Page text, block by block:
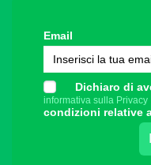
Email
Dichiaro di
informativa sulla Privacy
condizioni relative